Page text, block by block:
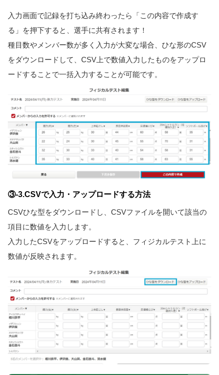
入力画面で記録を打ち込み終わったら「この内容で作成す
る」を押下すると、選手に共有されます！
種目数やメンバー数が多く入力が大変な場合、ひな形のCSV
をダウンロードして、CSV上で数値入力したものをアップロ
ードすることで一括入力することが可能です。
③-3.CSVで入力・アップロードする方法
CSVひな型をダウンロードし、CSVファイルを開いて該当の
項目に数値を入力します。
入力したCSVをアップロードすると、フィジカルテスト上に
数値が反映されます。